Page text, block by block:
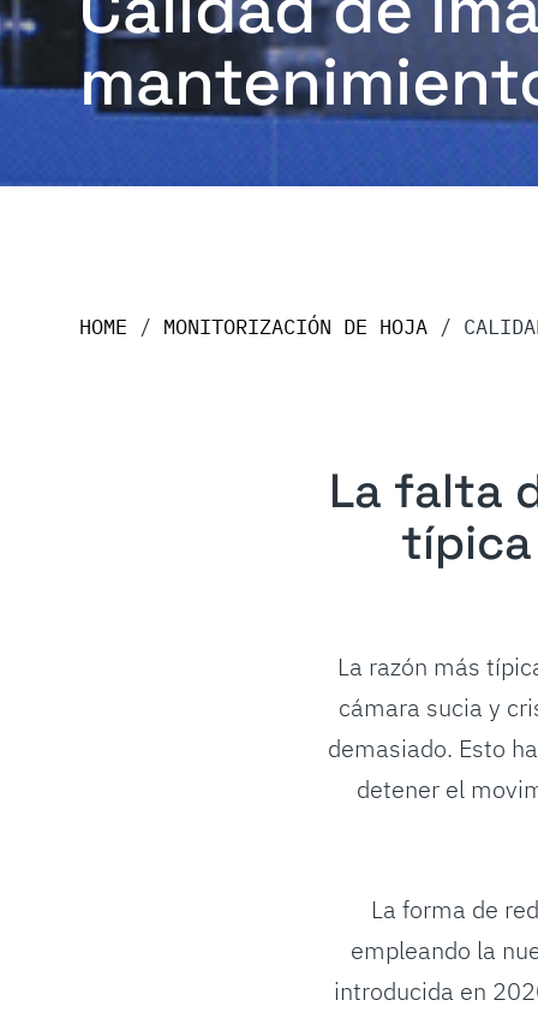
HOME / MONITORIZACIÓN DE HOJA /
La falta
típica
La razón más
cámara sucia y
demasiado. Esto
detener el
La forma de
empleando la
introducida en